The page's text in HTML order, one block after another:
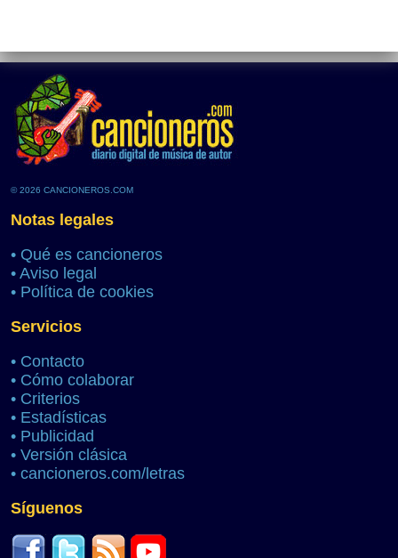
© 2026 CANCIONEROS.COM
Notas legales
• Qué es cancioneros
• Aviso legal
• Política de cookies
Servicios
• Contacto
• Cómo colaborar
• Criterios
• Estadísticas
• Publicidad
• Versión clásica
• cancioneros.com/letras
Síguenos